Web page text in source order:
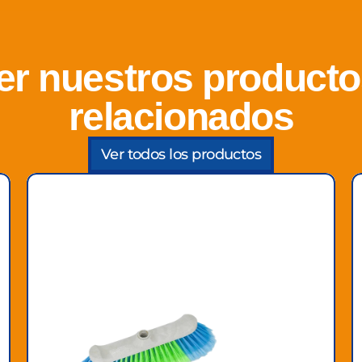
nuestros
relacionados
Ver todos los productos